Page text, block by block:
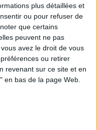
plus détaillées et
ou pour refuser de
que certains
peuvent ne pas
avez le droit de vous
ou retirer
revenant sur ce site et en
en bas de la page Web.
WANT TO SLATHER ON